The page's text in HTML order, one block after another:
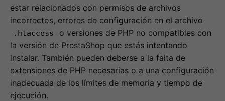
estar relacionados con permisos de archivos
incorrectos, errores de configuración en el archivo
.htaccess
o versiones de PHP no compatibles con
la versión de PrestaShop que estás intentando
instalar. También pueden deberse a la falta de
extensiones de PHP necesarias o a una configuración
inadecuada de los límites de memoria y tiempo de
ejecución.